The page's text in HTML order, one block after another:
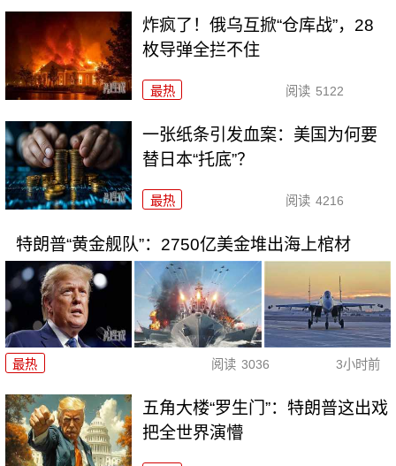
炸疯了！俄乌互掀“仓库战”，28
枚导弹全拦不住
最热 阅读 5122
一张纸条引发血案：美国为何要
替日本“托底”？
最热 阅读 4216
特朗普“黄金舰队”：2750亿美金堆出海上棺材
最热 阅读 3036 3小时前
五角大楼“罗生门”：特朗普这出戏
把全世界演懵